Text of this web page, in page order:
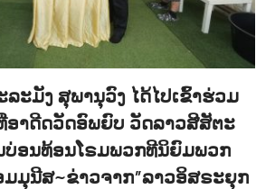
ະມັງ ສຸພານຸວົງ ໄດ້ໄປເຂົ້າຮ່ວມ
ອາດີດວັດອົພຍົບ ວັດລາວສີສັຕະ
ບ່ອນທ້ອນໂຣມພວກທີນິຍົມພວກ
ມຸນີສ~ຂ່າວຈາກ”ລາວອິສຣະຍຸກ